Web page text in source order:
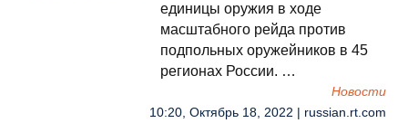
единицы оружия в ходе
масштабного рейда против
подпольных оружейников в 45
регионах России. …
Новости
10:20, Октябрь 18, 2022 | russian.rt.com